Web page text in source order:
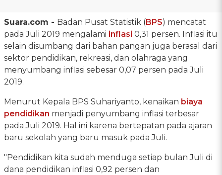
Suara.com - Badan Pusat Statistik (BPS) mencatat
pada Juli 2019 mengalami inflasi 0,31 persen. Inflasi itu
selain disumbang dari bahan pangan juga berasal dari
sektor pendidikan, rekreasi, dan olahraga yang
menyumbang inflasi sebesar 0,07 persen pada Juli
2019.
Menurut Kepala BPS Suhariyanto, kenaikan biaya
pendidikan menjadi penyumbang inflasi terbesar
pada Juli 2019. Hal ini karena bertepatan pada ajaran
baru sekolah yang baru masuk pada Juli.
"Pendidikan kita sudah menduga setiap bulan Juli di
dana pendidikan inflasi 0,92 persen dan